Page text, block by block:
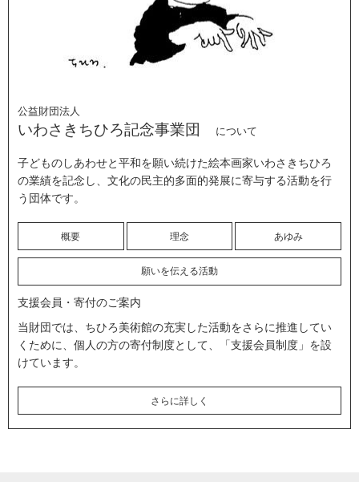
公益財団法人
いわさきちひろ記念事業団 について
子どものしあわせと平和を願い続けた絵本画家いわさきちひろ
の業績を記念し、文化の民主的多面的発展に寄与する活動を行
う団体です。
概要 理念 あゆみ
願いを伝える活動
支援会員・寄付のご案内
当財団では、ちひろ美術館の充実した活動をさらに推進してい
くために、個人の方の寄付制度として、「支援会員制度」を設
けています。
さらに詳しく